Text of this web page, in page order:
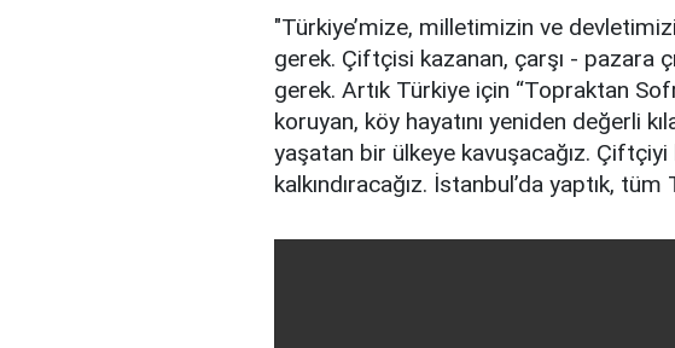
"Türkiye’mize, milletimizin ve
gerek. Çiftçisi kazanan, çarşı - pazara
gerek. Artık Türkiye için “Topraktan
koruyan, köy hayatını yeniden değerli
yaşatan bir ülkeye kavuşacağız. Çiftçiyi
kalkındıracağız. İstanbul’da yaptık, tüm